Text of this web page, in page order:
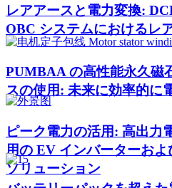
レアアースと電力変換:
OBC システムにおけるレ
PUMBAA の高性能永久磁
スの使用: 未来に効率的に
ピーク電力の活用: 高出力
用の EV インバーターお
ソリューション